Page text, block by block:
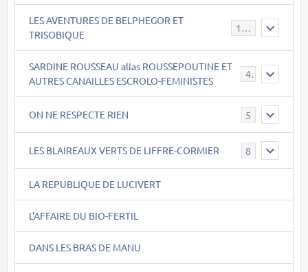
LES AVENTURES DE BELPHEGOR ET
TRISOBIQUE
147
SARDINE ROUSSEAU alias ROUSSEPOUTINE ET
AUTRES CANAILLES ESCROLO-FEMINISTES
40
ON NE RESPECTE RIEN 5
LES BLAIREAUX VERTS DE LIFFRE-CORMIER 8
LA REPUBLIQUE DE LUCIVERT
L'AFFAIRE DU BIO-FERTIL
DANS LES BRAS DE MANU